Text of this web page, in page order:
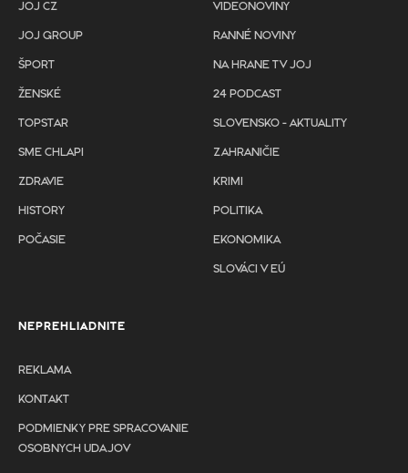
JOJ CZ
JOJ GROUP
ŠPORT
ŽENSKÉ
TOPSTAR
SME CHLAPI
ZDRAVIE
HISTORY
POČASIE
VIDEONOVINY
RANNÉ NOVINY
NA HRANE TV JOJ
24 PODCAST
SLOVENSKO - AKTUALITY
ZAHRANIČIE
KRIMI
POLITIKA
EKONOMIKA
SLOVÁCI V EÚ
NEPREHLIADNITE
REKLAMA
KONTAKT
PODMIENKY PRE SPRACOVANIE
OSOBNYCH UDAJOV